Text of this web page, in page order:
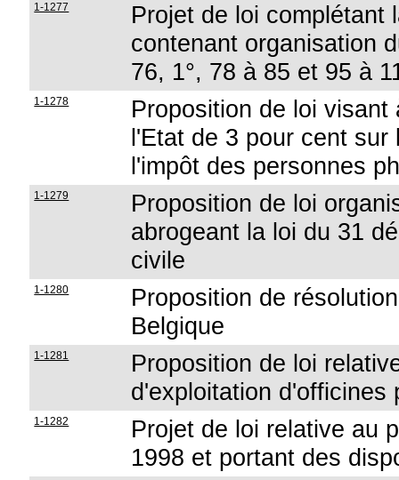
1-1277
Projet de loi complétant
contenant organisation
76, 1°, 78 à 85 et 95 à
1-1278
Proposition de loi
l'Etat de 3 pour cent
l'impôt des personnes
1-1279
Proposition de loi
abrogeant la loi du 31
civile
1-1280
Proposition de
Belgique
1-1281
Proposition de loi
d'exploitation d'officines
1-1282
Projet de loi relative au
1998 et portant des